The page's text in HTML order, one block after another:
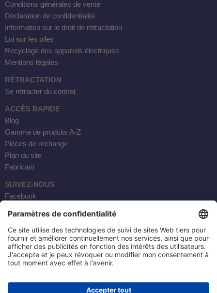
Conditions générales de vente
Déclaration de confidentialité
Information sur le droit de rétractation
Loi sur les piles
Recyclage des appareils électriques
Mentions légales
RÉTRACTATION
Se rétracter du contrat
ACCÈS RAPIDE
Blog
Gamme de produits A-Z
Pièces de rechange
Plan du site
Fabricant
SUIVEZ-NOUS
Facebook
YouTube
Courrier électronique
AKTOBIS AG
20, RUE BORSIG
63110 RODGAU / ALLEMAGNE